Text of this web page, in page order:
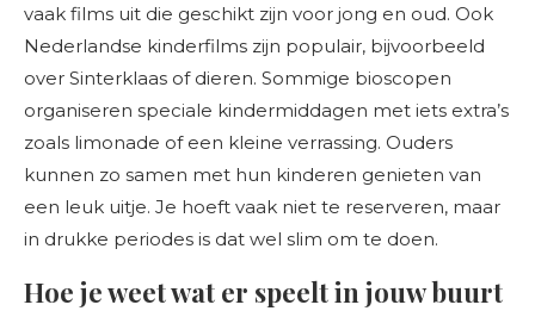
vaak films uit die geschikt zijn voor jong en oud. Ook
Nederlandse kinderfilms zijn populair, bijvoorbeeld
over Sinterklaas of dieren. Sommige bioscopen
organiseren speciale kindermiddagen met iets extra’s
zoals limonade of een kleine verrassing. Ouders
kunnen zo samen met hun kinderen genieten van
een leuk uitje. Je hoeft vaak niet te reserveren, maar
in drukke periodes is dat wel slim om te doen.
Hoe je weet wat er speelt in jouw buurt